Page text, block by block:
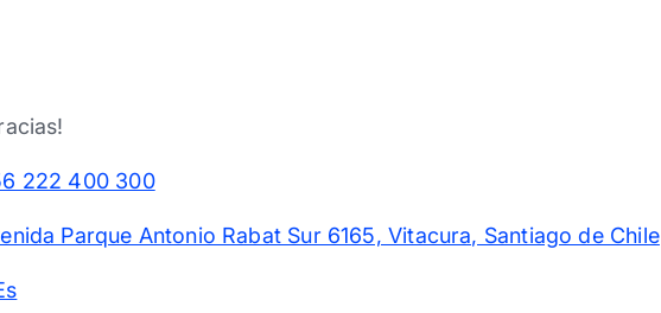
222 400 300
Parque Antonio Rabat Sur 6165, Vitacura, Santiago de Chile